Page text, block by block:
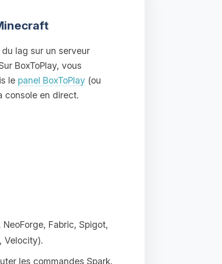
lag sur un serveur
BoxToPlay, vous
le panel BoxToPlay (ou
console en direct.
Fabric, Spigot,
Velocity).
les commandes Spark.